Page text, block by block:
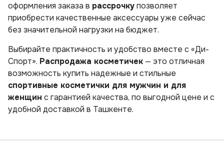
оформления заказа в рассрочкупозволяет
приобрести качественные аксессуары уже сейчас
без значительной нагрузки на бюджет.
Выбирайте практичность и удобство вместе с «Ди-
Спорт». Распродажа косметичек — это отличная
возможность купить надежные и стильные
спортивные косметички для мужчин и для
женщин с гарантией качества, по выгодной цене и с
удобной доставкой в Ташкенте.